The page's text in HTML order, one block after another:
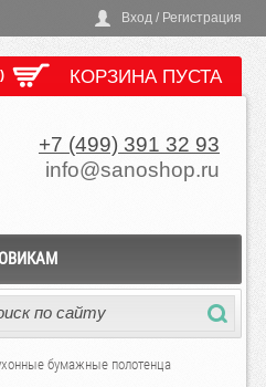
Вход / Регистрация
КОРЗИНА ПУСТА
+7 (499) 391 32 93
info@sanoshop.ru
бумажные полотенца